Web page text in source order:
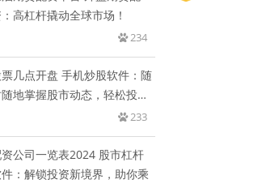
高杠杆撬动全球市场！
234
几点开盘 手机炒股软件：随
地掌握股市动态，轻松投
233
公司一览表2024 股市杠杆
：解锁投资新境界，助你乘